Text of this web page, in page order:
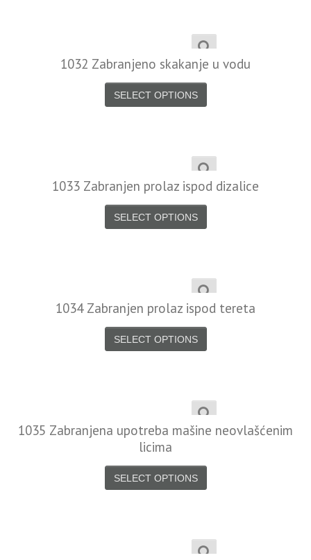
1032 Zabranjeno skakanje u vodu
SELECT OPTIONS
1033 Zabranjen prolaz ispod dizalice
SELECT OPTIONS
1034 Zabranjen prolaz ispod tereta
SELECT OPTIONS
1035 Zabranjena upotreba mašine neovlašćenim
licima
SELECT OPTIONS